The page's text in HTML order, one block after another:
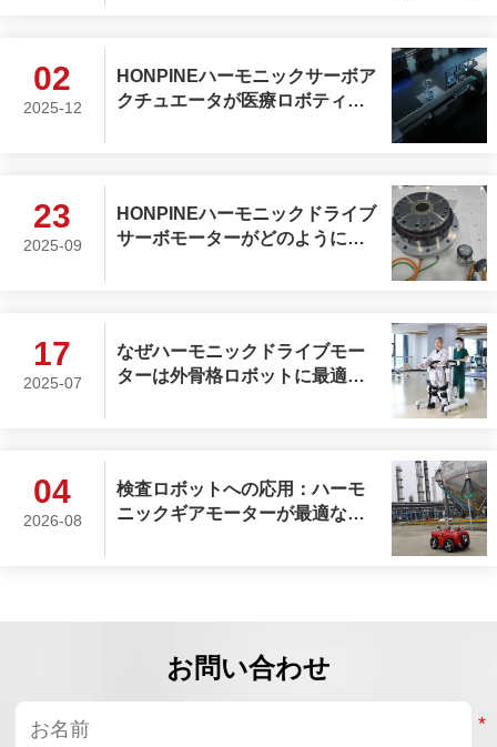
02
2025-12
HONPINEハーモニックサーボア
クチュエータが医療ロボティク
23
2025-09
HONPINEハーモニックドライブ
サーボモーターがどのように超
17
2025-07
なぜハーモニックドライブモー
ターは外骨格ロボットに最適な
04
2026-08
検査ロボットへの応用：ハーモ
ニックギアモーターが最適な駆
お問い合わせ